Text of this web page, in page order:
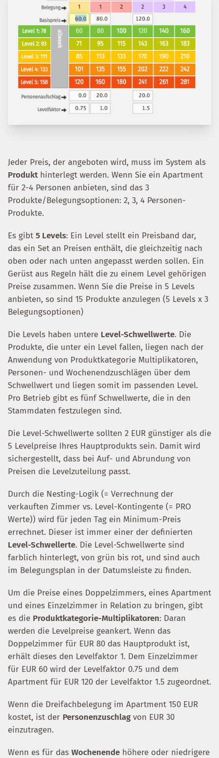
Jeder Preis, der angeboten wird, muss im System als
Produkthinterlegt werden. Wenn Sie ein Apartment
für 2-4 Personen anbieten, sind das 3
Produkte/Belegungsoptionen: 2, 3, 4 Personen-
Produkte.
Es gibt 5 Levels: Ein Level stellt ein Preisband dar,
das ein Set an Preisen enthält, die gleichzeitig nach
oben oder nach unten angepasst werden sollen. Ein
Gerüst aus Regeln hält die zu einem Level gehörigen
Preise zusammen. Wenn Sie die Preise in 5 Levels
anbieten, so sind 15 Produkte anzulegen (5 Levels x 3
Belegungsoptionen)
Die Levels haben untere Level-Schwellwerte. Die
Produkte, die unter ein Level fallen, liegen nach der
Anwendung von Produktkategorie Multiplikatoren,
Personen- und Wochenendzuschlägen über dem
Schwellwert und liegen somit im passenden Level.
Pro Betrieb gibt es fünf Schwellwerte, die in den
Stammdaten festzulegen sind.
Die Level-Schwellwerte sollten 2 EUR günstiger als die
5 Levelpreise Ihres Hauptprodukts sein. Damit wird
sichergestellt, dass bei Auf- und Abrundung von
Preisen die Levelzuteilung passt.
Durch die Nesting-Logik (= Verrechnung der
verkauften Zimmer vs. Level-Kontingente (= PRO
Werte)) wird für jeden Tag ein Minimum-Preis
errechnet. Dieser ist immer einer der definierten
Level-Schwellerte. Die Level-Schwellwerte sind
farblich hinterlegt, von grün bis rot, und sind auch
im Belegungsplan in der Datumsleiste zu finden.
Um die Preise eines Doppelzimmers, eines Apartment
und eines Einzelzimmer in Relation zu bringen, gibt
es die Produktkategorie-Multiplikatoren: Daran
werden die Levelpreise geankert. Wenn das
Doppelzimmer für EUR 80 das Hauptprodukt ist,
erhält dieses den Levelfaktor 1. Dem Einzelzimmer
für EUR 60 wird der Levelfaktor 0.75 und dem
Apartment für EUR 120 der Levelfaktor 1.5 zugeordnet.
Wenn die Dreifachbelegung im Apartment 150 EUR
kostet, ist der Personenzuschlag von EUR 30
einzutragen.
Wenn es für das Wochenende höhere oder niedrigere